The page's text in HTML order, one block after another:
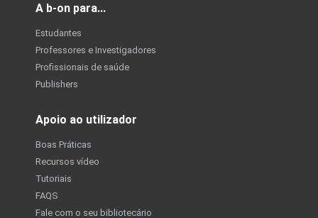
A b-on para...
Estudantes
Professores e Investigadores
Profissionais de saúde
Publishers
Apoio ao utilizador
Boas Práticas
Recursos vídeo
Tutoriais
FAQS
Fale com o seu bibliotecário